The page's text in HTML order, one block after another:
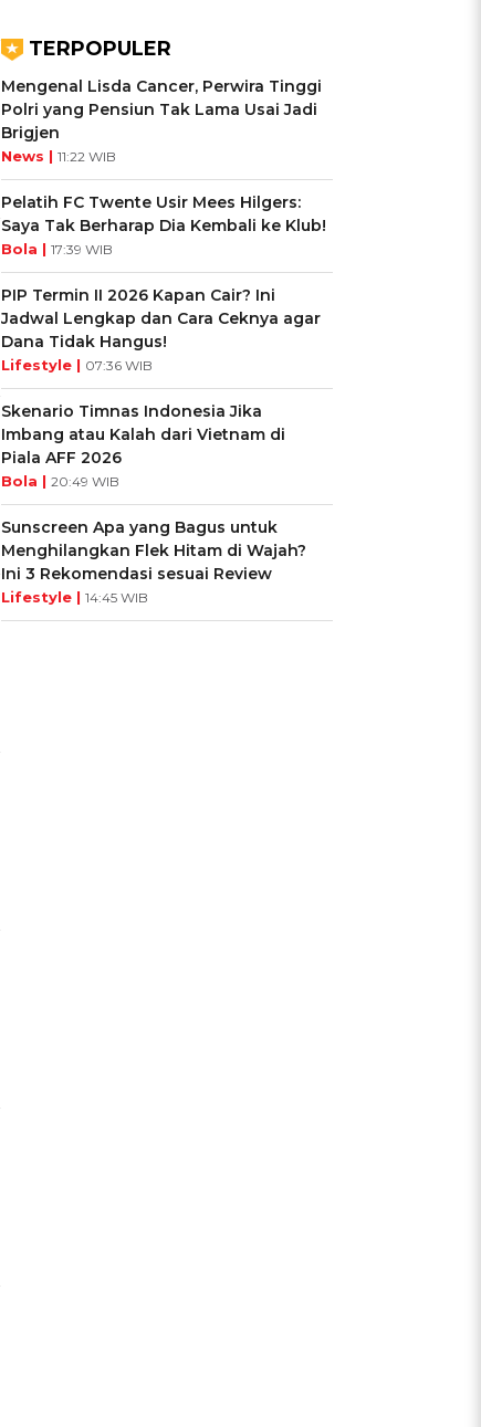
TERPOPULER
Mengenal Lisda Cancer, Perwira Tinggi
Polri yang Pensiun Tak Lama Usai Jadi
Brigjen
News | 11:22 WIB
Pelatih FC Twente Usir Mees Hilgers:
Saya Tak Berharap Dia Kembali ke Klub!
Bola | 17:39 WIB
PIP Termin II 2026 Kapan Cair? Ini
Jadwal Lengkap dan Cara Ceknya agar
Dana Tidak Hangus!
Lifestyle | 07:36 WIB
Skenario Timnas Indonesia Jika
Imbang atau Kalah dari Vietnam di
Piala AFF 2026
Bola | 20:49 WIB
Sunscreen Apa yang Bagus untuk
Menghilangkan Flek Hitam di Wajah?
Ini 3 Rekomendasi sesuai Review
Lifestyle | 14:45 WIB